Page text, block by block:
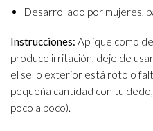
Desarrollado por mujeres,
Instrucciones: Aplique como
produce irritación, deje de
el sello exterior está roto o
pequeña cantidad con tu
poco a poco).